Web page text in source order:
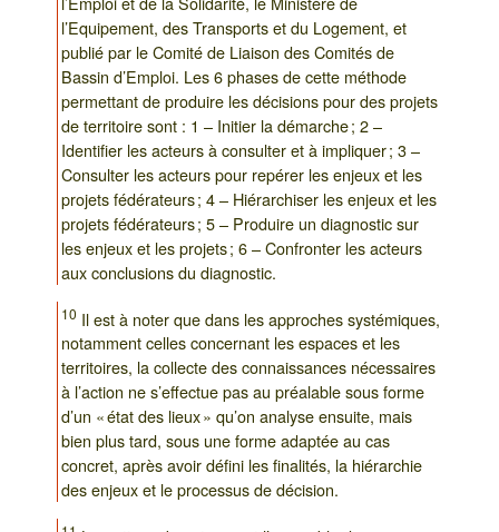
l’Equipement, des Transports et du Logement, et
publié par le Comité de Liaison des Comités de
Bassin d’Emploi. Les 6 phases de cette méthode
permettant de produire les décisions pour des projets
de territoire sont : 1 – Initier la démarche ; 2 –
Identifier les acteurs à consulter et à impliquer ; 3 –
Consulter les acteurs pour repérer les enjeux et les
projets fédérateurs ; 4 – Hiérarchiser les enjeux et les
projets fédérateurs ; 5 – Produire un diagnostic sur
les enjeux et les projets ; 6 – Confronter les acteurs
aux conclusions du diagnostic.
10 Il est à noter que dans les approches systémiques,
notamment celles concernant les espaces et les
territoires, la collecte des connaissances nécessaires
à l’action ne s’effectue pas au préalable sous forme
d’un « état des lieux » qu’on analyse ensuite, mais
bien plus tard, sous une forme adaptée au cas
concret, après avoir défini les finalités, la hiérarchie
des enjeux et le processus de décision.